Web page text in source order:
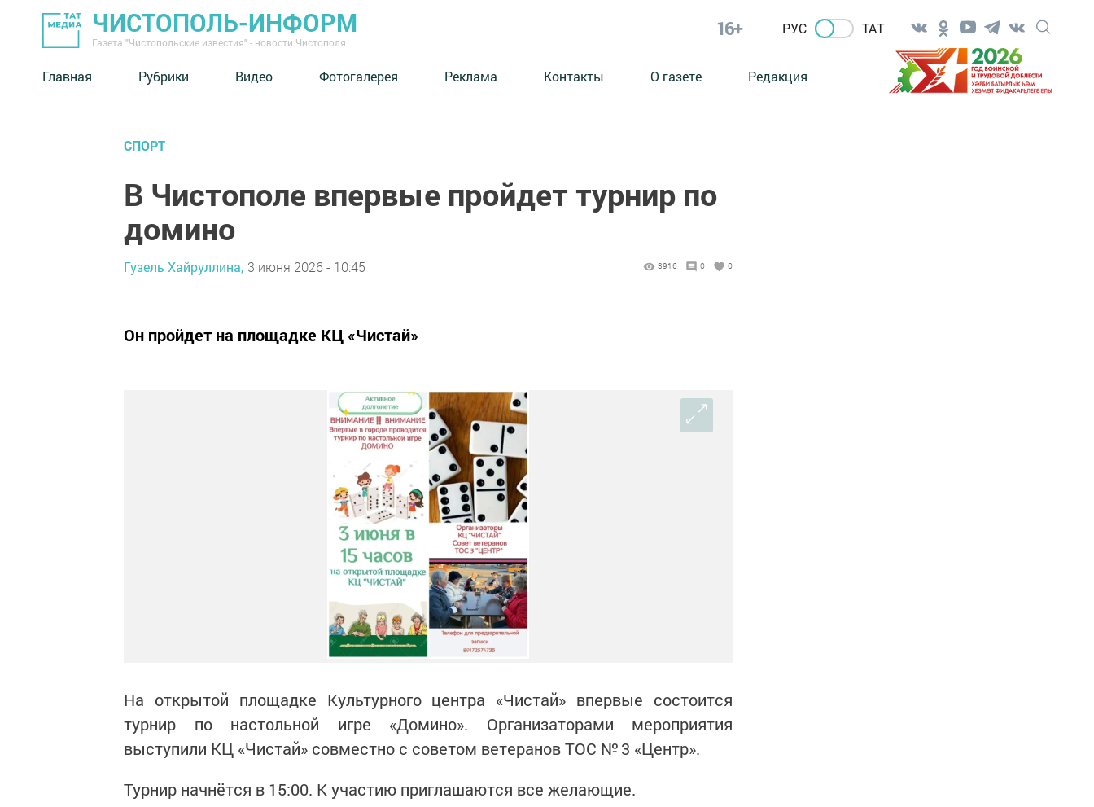
ЧИСТОПОЛЬ-ИНФОРМ
Газета "Чистопольские известия" - новости Чистополя
16+ РУС ТАТ
Главная Рубрики Видео Фотогалерея Реклама Контакты О газете Редакция
СПОРТ
В Чистополе впервые пройдет турнир по
домино
Гузель Хайруллина, 3 июня 2026 - 10:45 3916 0 0
Он пройдет на площадке КЦ «Чистай»
На открытой площадке Культурного центра «Чистай» впервые состоится
турнир по настольной игре «Домино». Организаторами мероприятия
выступили КЦ «Чистай» совместно с советом ветеранов ТОС № 3 «Центр».
Турнир начнётся в 15:00. К участию приглашаются все желающие.